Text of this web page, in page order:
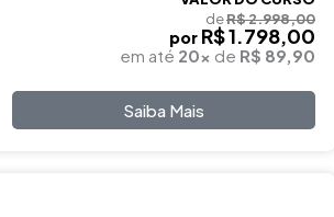
deR$ 2.998,00
por R$ 1.798,00
em até 20x de R$ 89,90
Saiba Mais